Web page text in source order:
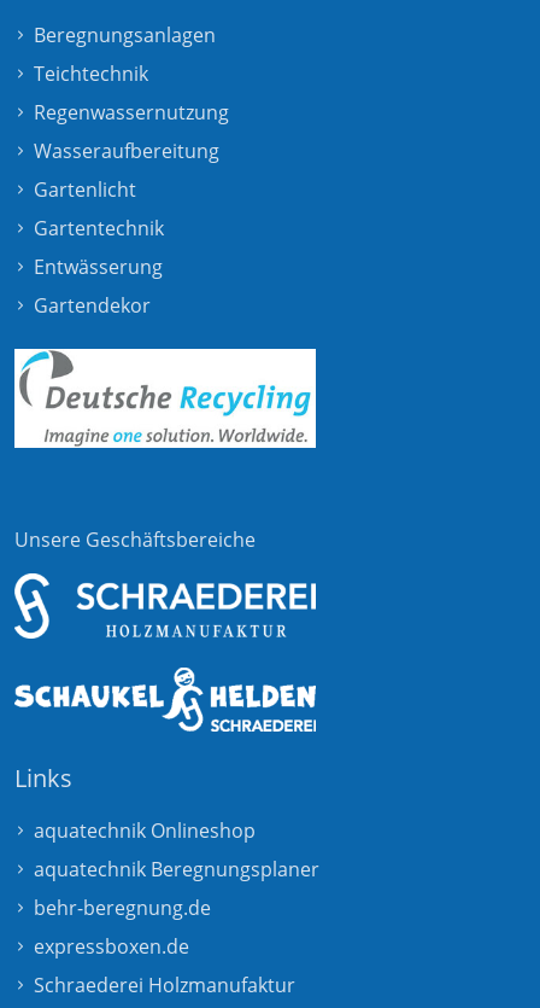
Beregnungsanlagen
Teichtechnik
Regenwassernutzung
Wasseraufbereitung
Gartenlicht
Gartentechnik
Entwässerung
Gartendekor
Unsere Geschäftsbereiche
Links
aquatechnik Onlineshop
aquatechnik Beregnungsplaner
behr-beregnung.de
expressboxen.de
Schraederei Holzmanufaktur